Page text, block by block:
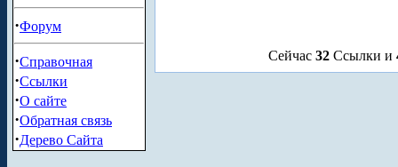
·Форум
·Справочная
·Ссылки
·О сайте
·Обратная связь
·Дерево Сайта
Сейчас 32Ссылки и